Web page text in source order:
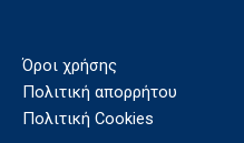
Όροι χρήσης
Πολιτική απορρήτου
Πολιτική Cookies